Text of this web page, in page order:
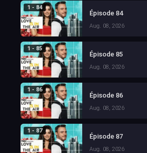
1 - 84
Épisode 84
Aug. 08, 2026
1 - 85
Épisode 85
Aug. 08, 2026
1 - 86
Épisode 86
Aug. 08, 2026
1 - 87
Épisode 87
Aug. 08, 2026